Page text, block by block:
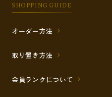
SHOPPING GUIDE
オーダー方法
取り置き方法
会員ランクについて